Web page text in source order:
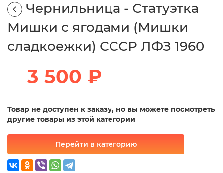
Чернильница - Статуэтка
Мишки с ягодами (Мишки
сладкоежки) СССР ЛФЗ 1960
3 500 ₽
Товар не доступен к заказу, но вы можете посмотреть
другие товары из этой категории
Перейти в категорию